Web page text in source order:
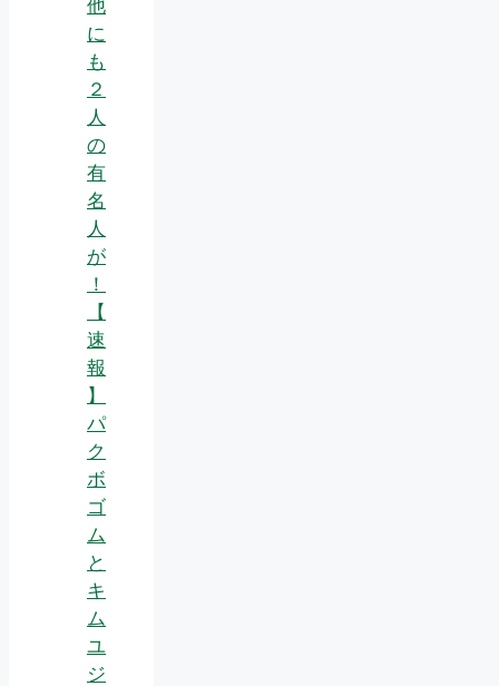
他
に
も
２
人
の
有
名
人
が
！
【
速
報
】
パ
ク
ボ
ゴ
ム
と
キ
ム
ユ
ジ